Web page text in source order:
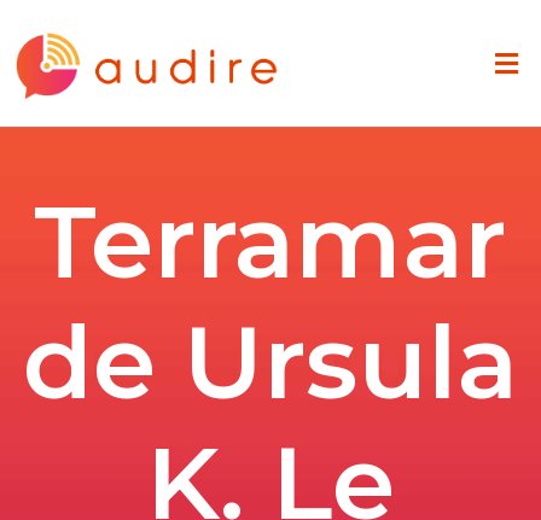
Terramar
de Ursula
K. Le